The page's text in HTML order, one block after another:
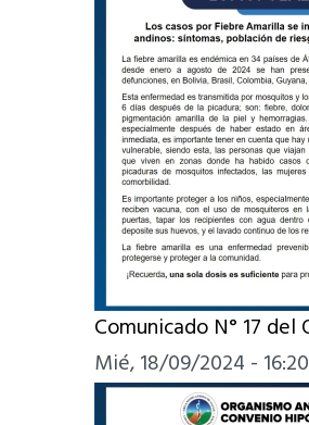
Comunicado N° 17 del
Mié, 18/09/2024 - 16:20